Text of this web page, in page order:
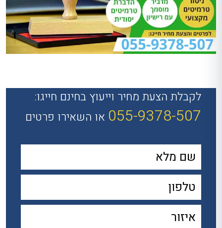
לקבלת הצעת מחיר וייעוץ בחינם חייגו:
055-9378-507 או השאירו פרטים